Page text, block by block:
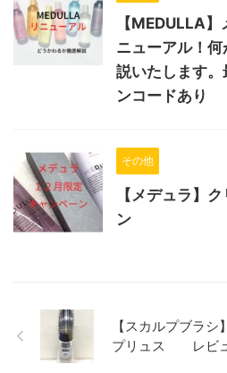
【MEDULLA
ニューアル！
説いたします
ンコードあり
その他
【メデュラ】
ン
【スカルプブラ
プリュス レビ